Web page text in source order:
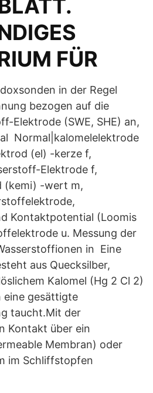
FÜR
in der Regel
bezogen auf die
Elektrode (SWE, SHE) an,
Normal|kalomelelektrode
(el) -kerze f,
Elektrode f,
(kemi) -wert m,
Kontaktpotential (Loomis
u. Messung der
in Eine
aus Quecksilber,
Kalomel (Hg 2 Cl 2)
eine gesättigte
taucht.Mit der
Kontakt über ein
Membran) oder
im Schliffstopfen